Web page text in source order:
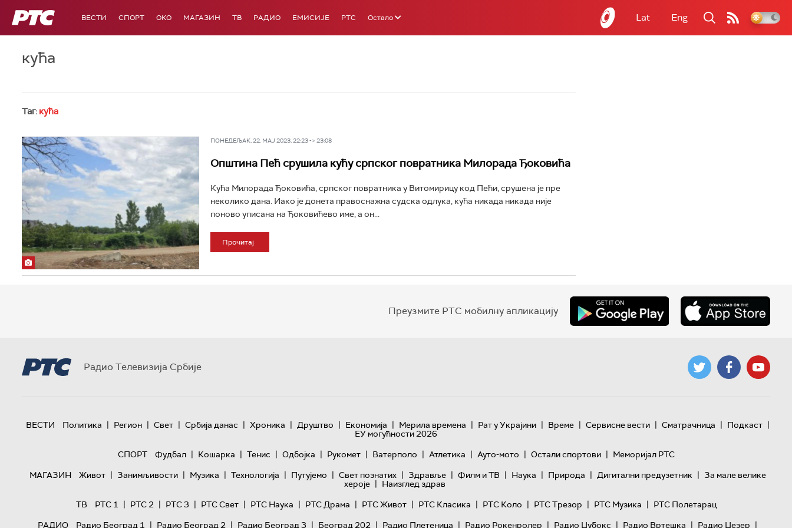
РТС ВЕСТИ СПОРТ OKO МАГАЗИН ТВ РАДИО ЕМИСИЈЕ РТС Остало Lat Eng
кућа
Таг: кућа
ПОНЕДЕЉАК, 22. МАЈ 2023, 22:23 -> 23:08
Општина Пећ срушила кућу српског повратника Милорада Ђоковића
Кућа Милорада Ђоковића, српског повратника у Витомирицу код Пећи, срушена је пре
неколико дана. Иако је донета правоснажна судска одлука, кућа никада никада није
поново уписана на Ђоковићево име, а он...
Прочитај
Преузмите РТС мобилну апликацију
Радио Телевизија Србије
ВЕСТИ Политика | Регион | Свет | Србија данас | Хроника | Друштво | Економија | Мерила времена | Рат у Украјини | Време | Сервисне вести | Сматрачница | Подкаст |
ЕУ могућности 2026
СПОРТ
Фудбал | Кошарка | Тенис | Одбојка | Рукомет | Ватерполо | Атлетика | Ауто-мото | Остали спортови | Меморијал РТС
МАГАЗИН
Живот | Занимљивости | Музика | Технологијa | Путујемо | Свет познатих | Здравље | Филм и ТВ | Наука | Природа | Дигитални предузетник | За мале велике
хероје | Наизглед здрав
ТВ
РТС 1 | РТС 2 | РТС 3 | РТС Свет | РТС Наука | РТС Драма | РТС Живот | РТС Класика | РТС Коло | РТС Трезор | РТС Музика | РТС Полетарац
РАДИО
Радио Београд 1 | Радио Београд 2 | Радио Београд 3 | Београд 202 | Радио Плетеница | Радио Рокенролер | Радио Џубокс | Радио Вртешка | Радио Џезер |